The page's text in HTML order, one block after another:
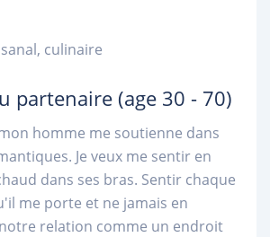
culinaire
partenaire (age 30 - 70)
homme me soutienne dans
Je veux me sentir en
dans ses bras. Sentir chaque
me porte et ne jamais en
relation comme un endroit